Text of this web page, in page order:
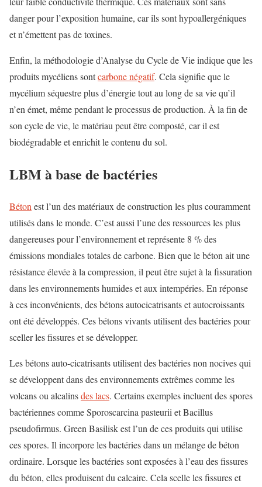
danger pour l’exposition humaine, car ils sont hypoallergéniques
et n’émettent pas de toxines.
Enfin, la méthodologie d’Analyse du Cycle de Vie indique que les
produits mycéliens sontcarbone négatif. Cela signifie que le
mycélium séquestre plus d’énergie tout au long de sa vie qu’il
n’en émet, même pendant le processus de production. À la fin de
son cycle de vie, le matériau peut être composté, car il est
biodégradable et enrichit le contenu du sol.
LBM à base de bactéries
Béton est l’un des matériaux de construction les plus couramment
utilisés dans le monde. C’est aussi l’une des ressources les plus
dangereuses pour l’environnement et représente 8 % des
émissions mondiales totales de carbone. Bien que le béton ait une
résistance élevée à la compression, il peut être sujet à la fissuration
dans les environnements humides et aux intempéries. En réponse
à ces inconvénients, des bétons autocicatrisants et autocroissants
ont été développés. Ces bétons vivants utilisent des bactéries pour
sceller les fissures et se développer.
Les bétons auto-cicatrisants utilisent des bactéries non nocives qui
se développent dans des environnements extrêmes comme les
volcans ou alcalinsdes lacs. Certains exemples incluent des spores
bactériennes comme Sporoscarcina pasteurii et Bacillus
pseudofirmus. Green Basilisk est l’un de ces produits qui utilise
ces spores. Il incorpore les bactéries dans un mélange de béton
ordinaire. Lorsque les bactéries sont exposées à l’eau des fissures
du béton, elles produisent du calcaire. Cela scelle les fissures et